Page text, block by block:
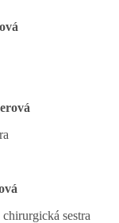
sestra